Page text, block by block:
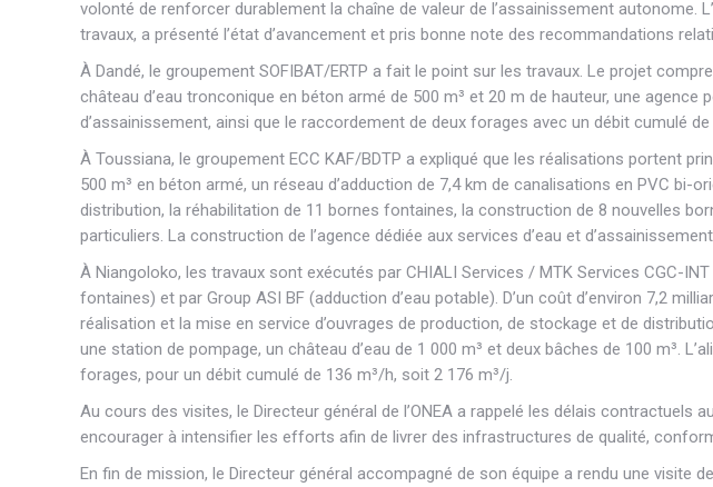
volonté de renforcer durablement la chaîne de valeur de l’assainissement autonome.
travaux, a présenté l’état d’avancement et pris bonne note des recommandations
À Dandé, le groupement SOFIBAT/ERTP a fait le point sur les travaux. Le projet
château d’eau tronconique en béton armé de 500 m³ et 20 m de hauteur, une agence
d’assainissement, ainsi que le raccordement de deux forages avec un débit cumulé de
À Toussiana, le groupement ECC KAF/BDTP a expliqué que les réalisations portent
500 m³ en béton armé, un réseau d’adduction de 7,4 km de canalisations en PVC bi-
distribution, la réhabilitation de 11 bornes fontaines, la construction de 8 nouvelles
particuliers. La construction de l’agence dédiée aux services d’eau et
À Niangoloko, les travaux sont exécutés par CHIALI Services / MTK Services CGC-
fontaines) et par Group ASI BF (adduction d’eau potable). D’un coût d’environ 7,2
réalisation et la mise en service d’ouvrages de production, de stockage et de
une station de pompage, un château d’eau de 1 000 m³ et deux bâches de 100 m³.
forages, pour un débit cumulé de 136 m³/h, soit 2 176 m³/j.
Au cours des visites, le Directeur général de l’ONEA a rappelé les délais contractuels
encourager à intensifier les efforts afin de livrer des infrastructures de qualité,
En fin de mission, le Directeur général accompagné de son équipe a rendu une visite